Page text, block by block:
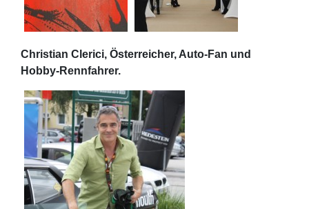
Christian Clerici, Österreicher, Auto-Fan und
Hobby-Rennfahrer.